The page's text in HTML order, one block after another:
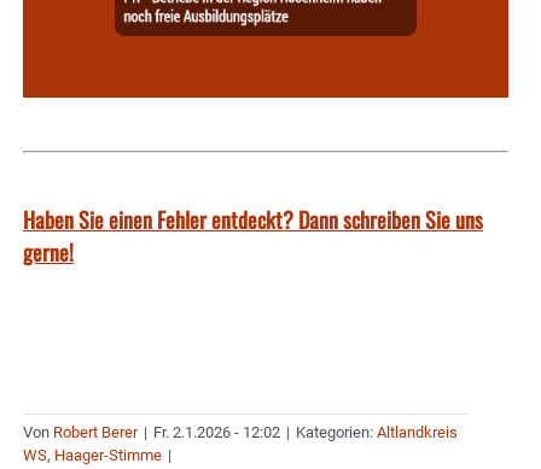
Haben Sie einen Fehler entdeckt? Dann schreiben Sie uns
gerne!
Von Robert Berer | Fr. 2.1.2026 - 12:02 | Kategorien: Altlandkreis
WS, Haager-Stimme |